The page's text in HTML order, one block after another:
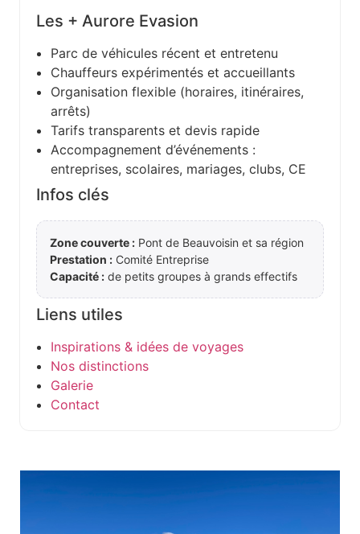
Les + Aurore Evasion
Parc de véhicules récent et entretenu
Chauffeurs expérimentés et accueillants
Organisation flexible (horaires, itinéraires,
arrêts)
Tarifs transparents et devis rapide
Accompagnement d’événements :
entreprises, scolaires, mariages, clubs, CE
Infos clés
Zone couverte : Pont de Beauvoisin et sa région
Prestation : Comité Entreprise
Capacité : de petits groupes à grands effectifs
Liens utiles
Inspirations & idées de voyages
Nos distinctions
Galerie
Contact